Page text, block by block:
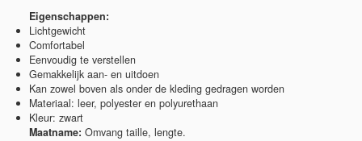
Eigenschappen:
Lichtgewicht
Comfortabel
Eenvoudig te verstellen
Gemakkelijk aan- en uitdoen
Kan zowel boven als onder de kleding gedragen worden
Materiaal: leer, polyester en polyurethaan
Kleur: zwart
Maatname: Omvang taille, lengte.